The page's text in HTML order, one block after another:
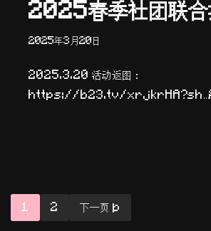
2025春季社团联合
2025年3月20日
2025.3.20 活动返图：
https://b23.tv/
1 2 下一页 »